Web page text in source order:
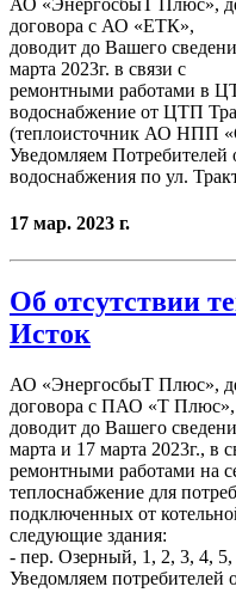
АО «ЭнергосбыТ Плюс»,
договора с АО «ЕТК»,
доводит до Вашего
марта 2023г. в связи с
ремонтными работами в
водоснабжение от ЦТП
(теплоисточник АО НПП
Уведомляем Потребителей
водоснабжения по ул.
17 мар. 2023 г.
Об отсутствии
Исток
АО «ЭнергосбыТ Плюс»,
договора с ПАО «Т Плюс»,
доводит до Вашего
марта и 17 марта 2023г., в
ремонтными работами на
теплоснабжение для
подключенных от
следующие здания:
- пер. Озерный, 1, 2, 3, 4, 5,
Уведомляем потребителей